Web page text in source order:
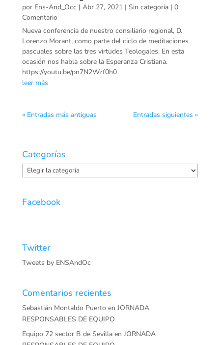
por Ens-And_Occ | Abr 27, 2021| Sin categoría| 0
Comentario
Nueva conferencia de nuestro consiliario regional, D.
Lorenzo Morant, como parte del ciclo de meditaciones
pascuales sobre las tres virtudes Teologales. En esta
ocasión nos habla sobre la Esperanza Cristiana.
https://youtu.be/pn7N2Wzf0h0
leer más
« Entradas más antiguas Entradas siguientes »
Categorías
Categorías
Facebook
Twitter
Tweets by ENSAndOc
Comentarios recientes
Sebastián Montaldo Puertoen JORNADA
RESPONSABLES DE EQUIPO
Equipo 72 sector B de Sevillaen JORNADA